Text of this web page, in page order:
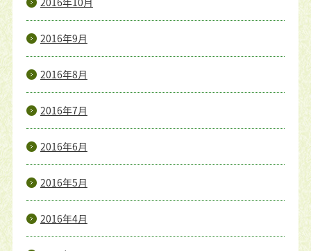
2016年9月
2016年8月
2016年7月
2016年6月
2016年5月
2016年4月